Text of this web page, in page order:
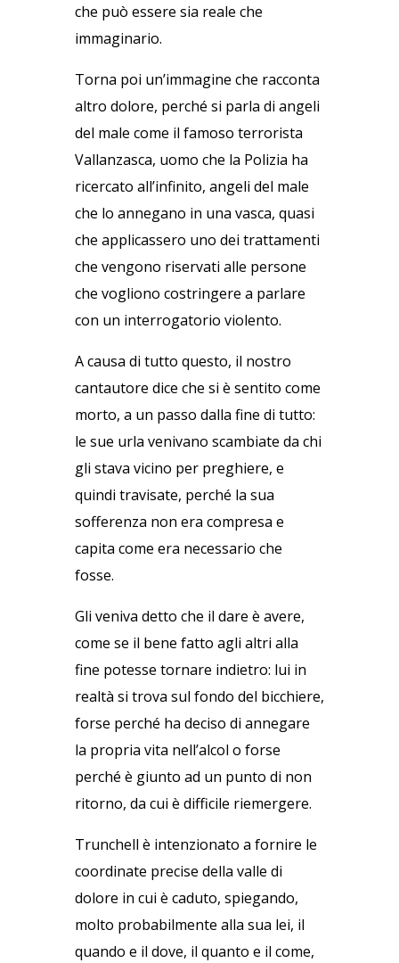
che può essere sia reale che
immaginario.
Torna poi un’immagine che racconta
altro dolore, perché si parla di angeli
del male come il famoso terrorista
Vallanzasca, uomo che la Polizia ha
ricercato all’infinito, angeli del male
che lo annegano in una vasca, quasi
che applicassero uno dei trattamenti
che vengono riservati alle persone
che vogliono costringere a parlare
con un interrogatorio violento.
A causa di tutto questo, il nostro
cantautore dice che si è sentito come
morto, a un passo dalla fine di tutto:
le sue urla venivano scambiate da chi
gli stava vicino per preghiere, e
quindi travisate, perché la sua
sofferenza non era compresa e
capita come era necessario che
fosse.
Gli veniva detto che il dare è avere,
come se il bene fatto agli altri alla
fine potesse tornare indietro: lui in
realtà si trova sul fondo del bicchiere,
forse perché ha deciso di annegare
la propria vita nell’alcol o forse
perché è giunto ad un punto di non
ritorno, da cui è difficile riemergere.
Trunchell è intenzionato a fornire le
coordinate precise della valle di
dolore in cui è caduto, spiegando,
molto probabilmente alla sua lei, il
quando e il dove, il quanto e il come,